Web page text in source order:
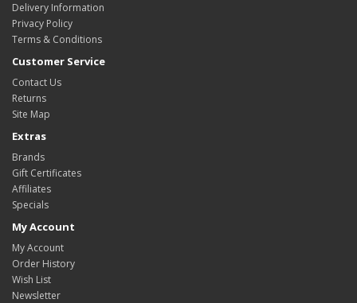
Delivery Information
Privacy Policy
Terms & Conditions
Customer Service
Contact Us
Returns
Site Map
Extras
Brands
Gift Certificates
Affiliates
Specials
My Account
My Account
Order History
Wish List
Newsletter